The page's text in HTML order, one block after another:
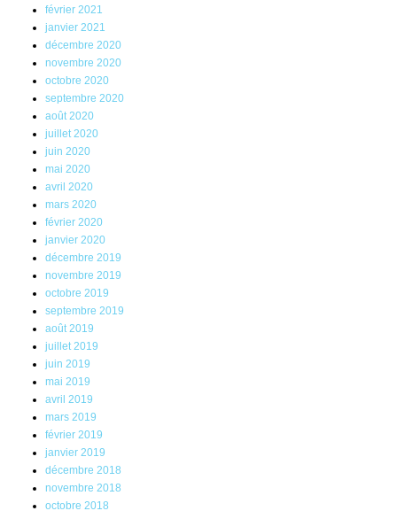
février 2021
janvier 2021
décembre 2020
novembre 2020
octobre 2020
septembre 2020
août 2020
juillet 2020
juin 2020
mai 2020
avril 2020
mars 2020
février 2020
janvier 2020
décembre 2019
novembre 2019
octobre 2019
septembre 2019
août 2019
juillet 2019
juin 2019
mai 2019
avril 2019
mars 2019
février 2019
janvier 2019
décembre 2018
novembre 2018
octobre 2018